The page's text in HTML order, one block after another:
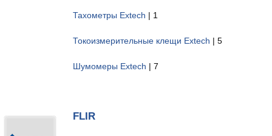
Тахометры Extech | 1
Токоизмерительные клещи Extech | 5
Шумомеры Extech | 7
FLIR